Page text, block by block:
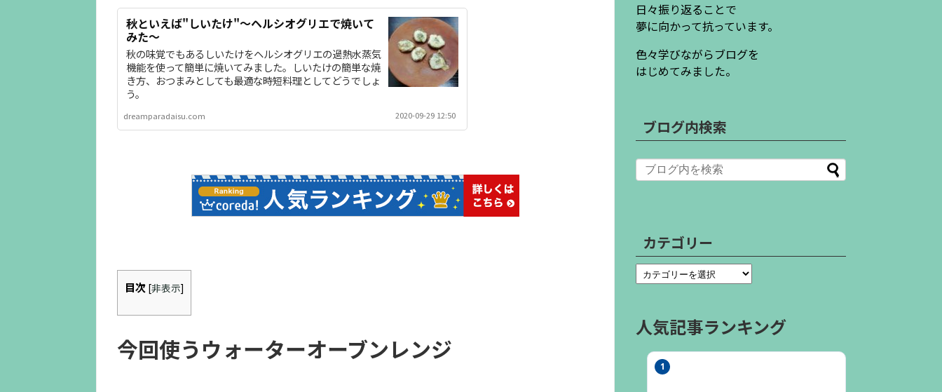
秋といえば"しいたけ"～ヘルシオグリエで焼いて
みた～
秋の味覚でもあるしいたけをヘルシオグリエの過熱水蒸気
機能を使って簡単に焼いてみました。しいたけの簡単な焼
き方、おつまみとしても最適な時短料理としてどうでしょ
う。
dreamparadaisu.com 2020-09-29 12:50
目次 [非表示]
今回使うウォーターオーブンレンジ
日々振り返ることで
夢に向かって抗っています。
色々学びながらブログを
はじめてみました。
ブログ内検索
カテゴリー
人気記事ランキング